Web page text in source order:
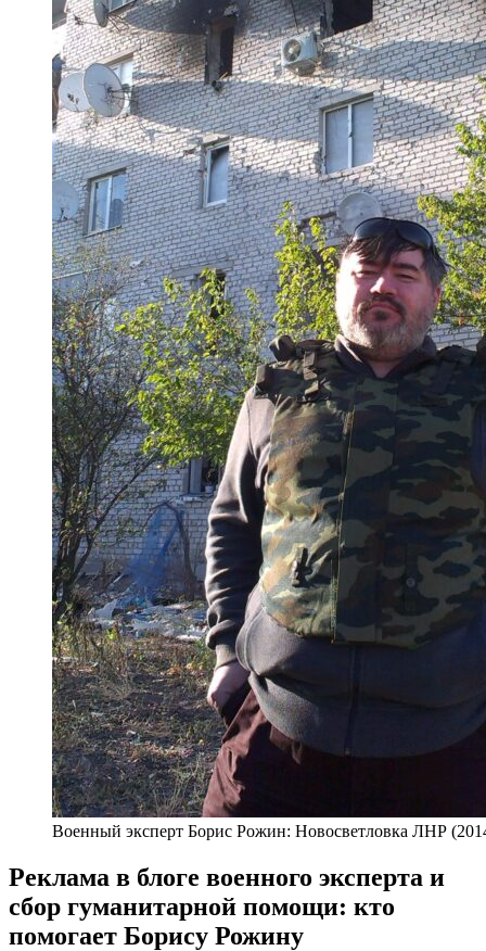
Военный эксперт Борис Рожин: Новосветловка ЛНР
Реклама в блоге военного эксперта и
сбор гуманитарной помощи: кто
помогает Борису Рожину